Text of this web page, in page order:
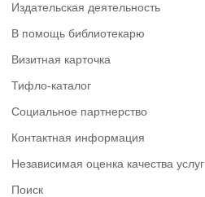
Издательская деятельность
В помощь библиотекарю
Визитная карточка
Тифло-каталог
Социальное партнерство
Контактная информация
Независимая оценка качества услуг
Поиск